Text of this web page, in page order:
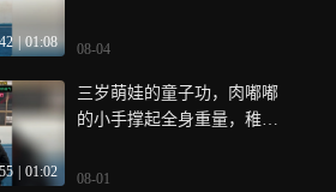
| 01:08 08-04
01:02
三岁萌娃的童子功，肉嘟嘟
的小手撑起全身重量，稚嫩
08-01